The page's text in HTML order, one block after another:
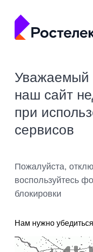
Уважаемый
наш сайт
при
сервисов
Пожалуйста,
воспользуйтесь
блокировки
Нам нужно